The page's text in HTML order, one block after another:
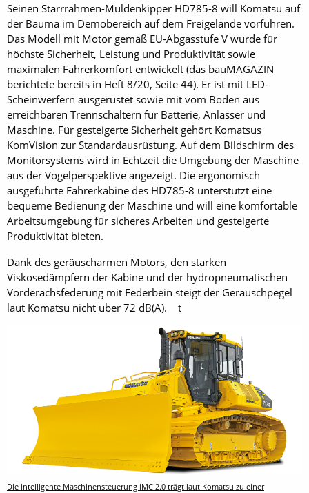
Seinen Starrrahmen-Muldenkipper HD785-8 will Komatsu auf
der Bauma im Demobereich auf dem Freigelände vorführen.
Das Modell mit Motor gemäß EU-Abgasstufe V wurde für
höchste Sicherheit, Leistung und Produktivität sowie
maximalen Fahrerkomfort entwickelt (das bauMAGAZIN
berichtete bereits in Heft 8/20, Seite 44). Er ist mit LED-
Scheinwerfern ausgerüstet sowie mit vom Boden aus
erreichbaren Trennschaltern für Batterie, Anlasser und
Maschine. Für gesteigerte Sicherheit gehört Komatsus
KomVision zur Standardausrüstung. Auf dem Bildschirm des
Monitorsystems wird in Echtzeit die Umgebung der Maschine
aus der Vogelperspektive angezeigt. Die ergonomisch
ausgeführte Fahrerkabine des HD785-8 unterstützt eine
bequeme Bedienung der Maschine und will eine komfortable
Arbeitsumgebung für sicheres Arbeiten und gesteigerte
Produktivität bieten.
Dank des geräuscharmen Motors, den starken
Viskosedämpfern der Kabine und der hydropneumatischen
Vorderachsfederung mit Federbein steigt der Geräuschpegel
laut Komatsu nicht über 72 dB(A). t
Die intelligente Maschinensteuerung iMC 2.0 trägt laut Komatsu zu einer